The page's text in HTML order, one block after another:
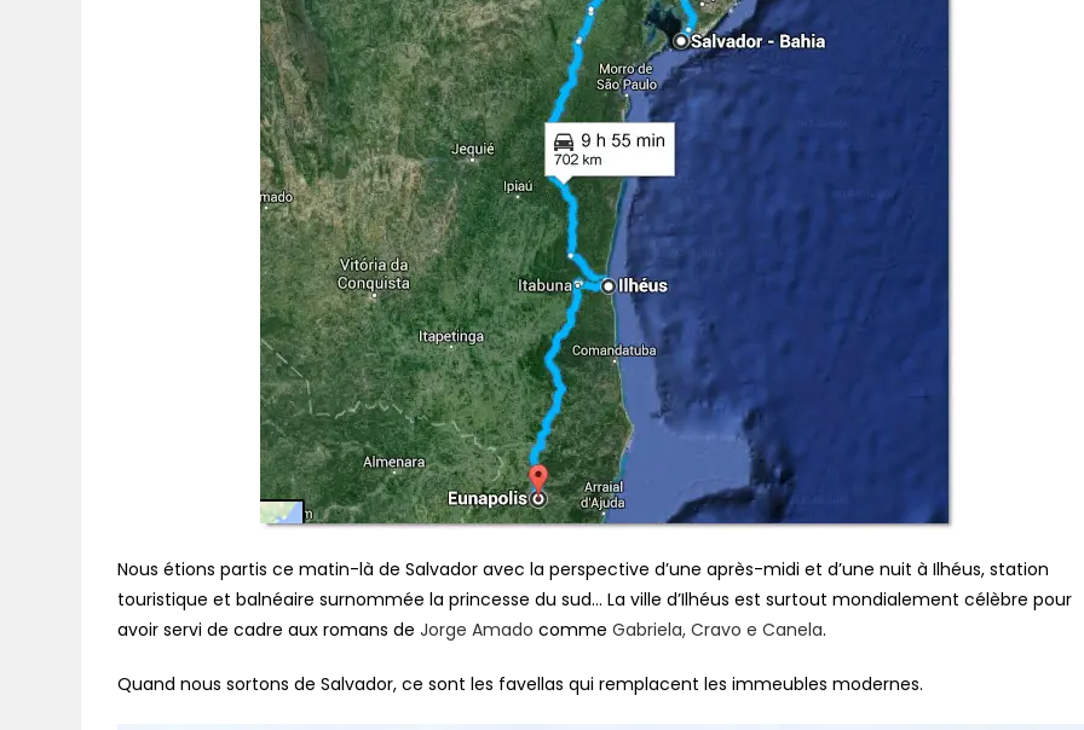
Nous étions partis ce matin-là de Salvador avec la perspective d’une après-midi et d’une nuit à Ilhéus, station
touristique et balnéaire surnommée la princesse du sud… La ville d’Ilhéus est surtout mondialement célèbre pour
avoir servi de cadre aux romans deJorge Amado commeGabriela, Cravo e Canela.
Quand nous sortons de Salvador, ce sont les favellas qui remplacent les immeubles modernes.